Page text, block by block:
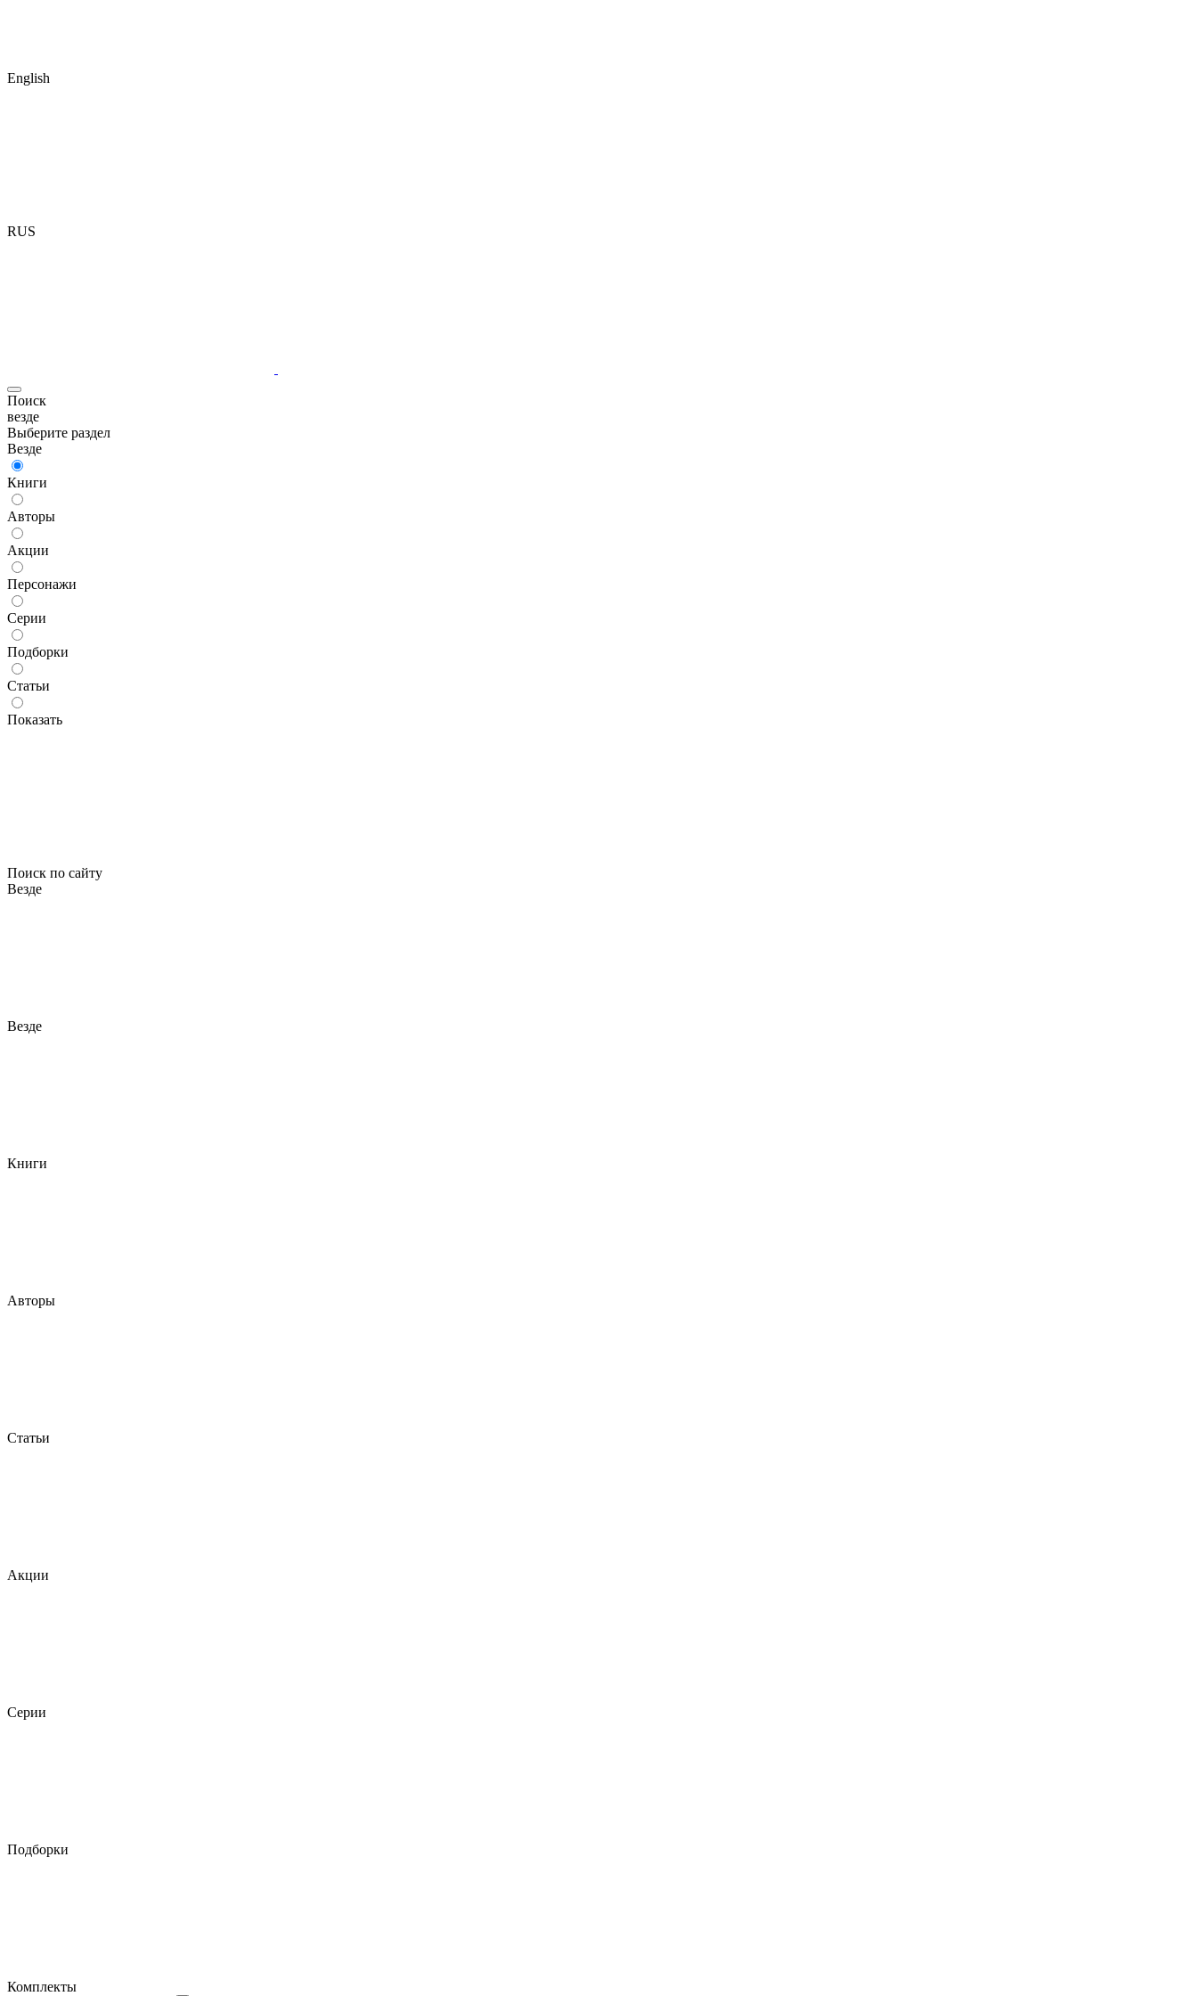
English
RUS
Поиск
везде
Выберите раздел
Везде
Книги
Авторы
Акции
Персонажи
Серии
Подборки
Статьи
Показать
Поиск по сайту
Везде
Везде
Книги
Авторы
Статьи
Акции
Серии
Подборки
Комплекты